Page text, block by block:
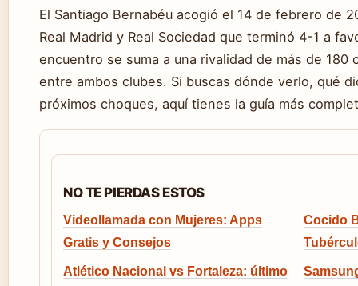
El Santiago Bernabéu acogió el 14 de febrero de
Real Madrid y Real Sociedad que terminó 4-1 a
encuentro se suma a una rivalidad de más de 180
entre ambos clubes. Si buscas dónde verlo, qué
próximos choques, aquí tienes la guía más
NO TE PIERDAS ESTOS
Videollamada con Mujeres: Apps
Gratis y Consejos
Cocido
Atlético Nacional vs Fortaleza: último